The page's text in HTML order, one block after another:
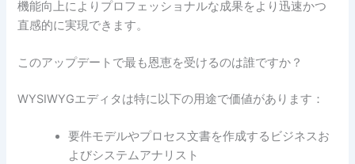
機能向上によりプロフェッショナルな成果をより迅速かつ
直感的に実現できます。
このアップデートで最も恩恵を受けるのは誰ですか？
WYSIWYGエディタは特に以下の用途で価値があります：
要件モデルやプロセス文書を作成するビジネスお
よびシステムアナリスト